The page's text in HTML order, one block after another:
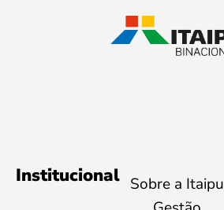
Institucional Sobre a Itaipu